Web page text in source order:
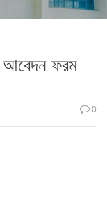
আবেদন ফরম
0